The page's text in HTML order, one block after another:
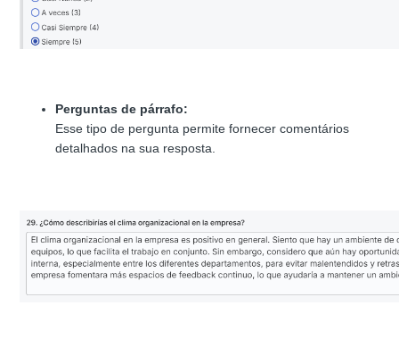
Perguntas de párrafo:
Esse tipo de pergunta permite fornecer comentários
detalhados na sua resposta.